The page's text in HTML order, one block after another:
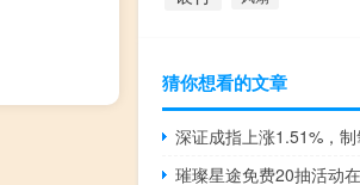
猜你想看的文章
深证成指上涨1.51%，